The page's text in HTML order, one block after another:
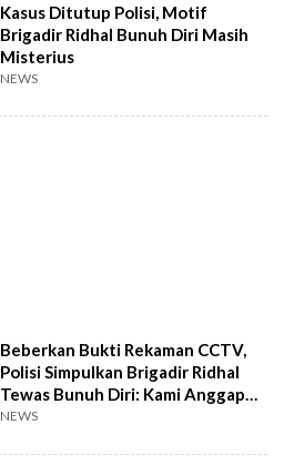
Kasus Ditutup Polisi, Motif
Brigadir Ridhal Bunuh Diri Masih
Misterius
NEWS
Beberkan Bukti Rekaman CCTV,
Polisi Simpulkan Brigadir Ridhal
Tewas Bunuh Diri: Kami Anggap
Perkara Ini Selesai!
NEWS